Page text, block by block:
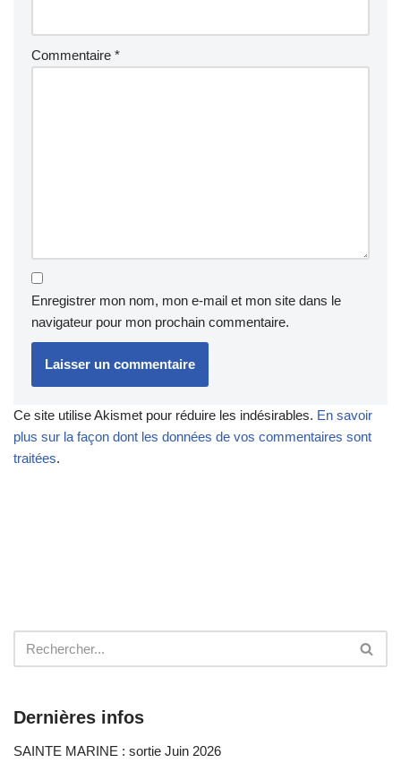
Commentaire *
Enregistrer mon nom, mon e-mail et mon site dans le
navigateur pour mon prochain commentaire.
Ce site utilise Akismet pour réduire les indésirables. En savoir
plus sur la façon dont les données de vos commentaires sont
traitées.
Dernières infos
SAINTE MARINE : sortie Juin 2026